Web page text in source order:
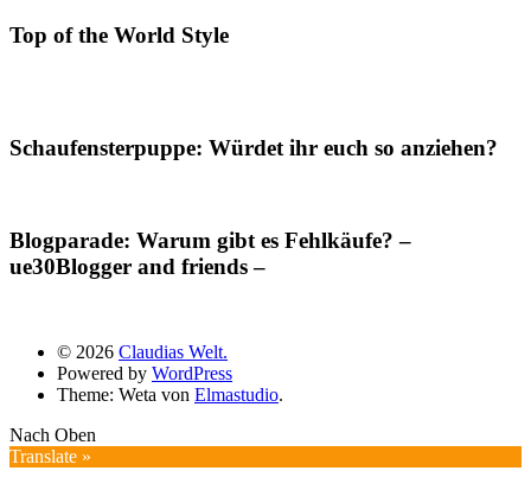
Top of the World Style
Schaufensterpuppe: Würdet ihr euch so anziehen?
Blogparade: Warum gibt es Fehlkäufe? –
ue30Blogger and friends –
© 2026 Claudias Welt.
Powered by WordPress
Theme: Weta von Elmastudio.
Nach Oben
Translate »